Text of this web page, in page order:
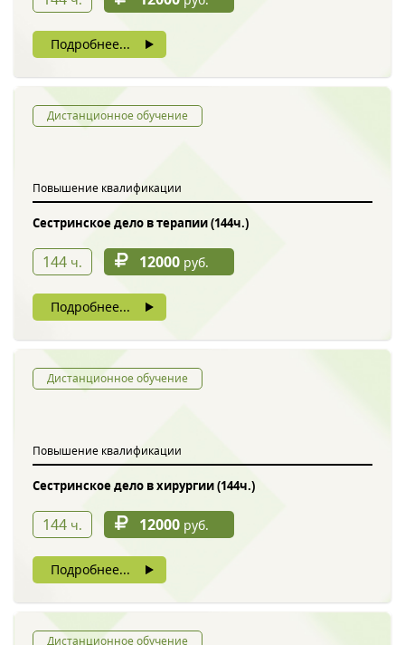
Подробнее...
Дистанционное обучение
Повышение квалификации
Сестринское дело в терапии (144ч.)
144 ч. 12000 руб.
Подробнее...
Дистанционное обучение
Повышение квалификации
Сестринское дело в хирургии (144ч.)
144 ч. 12000 руб.
Подробнее...
Дистанционное обучение